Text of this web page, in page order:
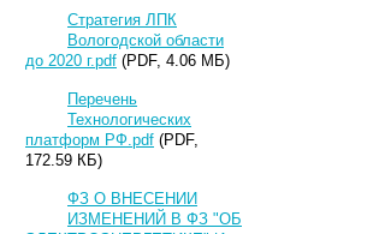
Стратегия ЛПК
Вологодской области
до 2020 г.pdf (PDF, 4.06 МБ)
Перечень
Технологических
платформ РФ.pdf (PDF,
172.59 КБ)
ФЗ О ВНЕСЕНИИ
ИЗМЕНЕНИЙ В ФЗ "ОБ